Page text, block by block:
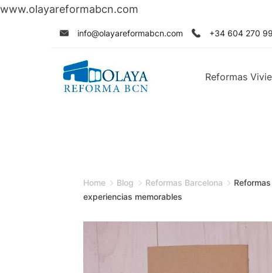
www.olayareformabcn.com
info@olayareformabcn.com +34 604 270
Reformas
Home Blog Reformas Barcelona
experiencias memorables